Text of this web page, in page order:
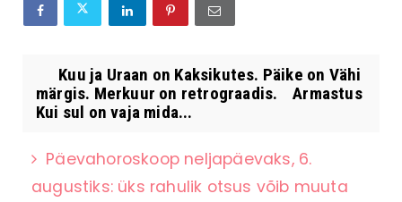
Kuu ja Uraan on Kaksikutes. Päike on Vähi
märgis. Merkuur on retrograadis. Armastus
Kui sul on vaja mida...
Päevahoroskoop neljapäevaks, 6.
augustiks: üks rahulik otsus võib muuta